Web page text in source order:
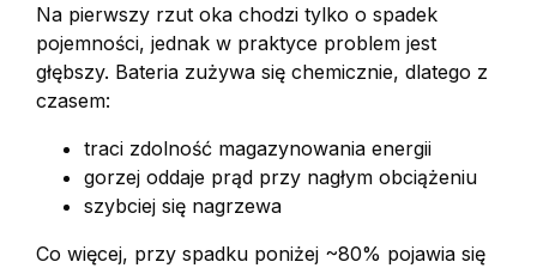
Na pierwszy rzut oka chodzi tylko o spadek
pojemności, jednak w praktyce problem jest
głębszy. Bateria zużywa się chemicznie, dlatego z
czasem:
traci zdolność magazynowania energii
gorzej oddaje prąd przy nagłym obciążeniu
szybciej się nagrzewa
Co więcej, przy spadku poniżej ~80% pojawia się